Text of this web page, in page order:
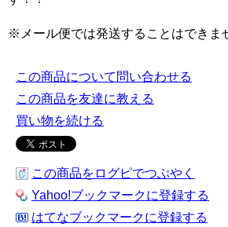
※メール便では発送することはできま
この商品について問い合わせる
この商品を友達に教える
買い物を続ける
この商品をログピでつぶやく
Yahoo!ブックマークに登録する
はてなブックマークに登録する